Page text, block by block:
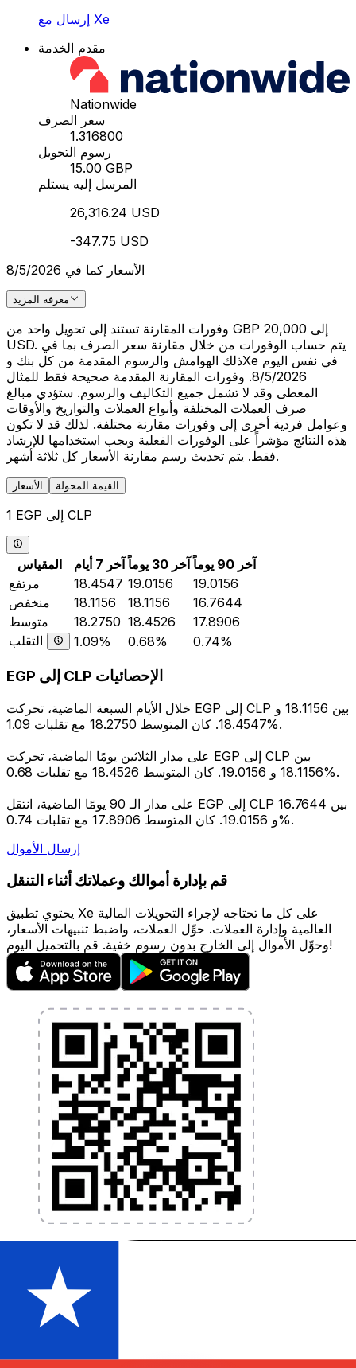
إرسال مع Xe
مقدم الخدمة
Nationwide
سعر الصرف
1.316800
رسوم التحويل
15.00 GBP
المرسل إليه يستلم
26,316.24 USD
-347.75 USD
الأسعار كما في 8/5/2026
معرفة المزيد
وفورات المقارنة تستند إلى تحويل واحد من GBP 20,000 إلى
USD. يتم حساب الوفورات من خلال مقارنة سعر الصرف بما في
ذلك الهوامش والرسوم المقدمة من كل بنك وXe في نفس اليوم
8/5/2026. وفورات المقارنة المقدمة صحيحة فقط للمثال
المعطى وقد لا تشمل جميع التكاليف والرسوم. ستؤدي مبالغ
صرف العملات المختلفة وأنواع العملات والتواريخ والأوقات
وعوامل فردية أخرى إلى وفورات مقارنة مختلفة. لذلك قد لا تكون
هذه النتائج مؤشراً على الوفورات الفعلية ويجب استخدامها للإرشاد
فقط. يتم تحديث رسم مقارنة الأسعار كل ثلاثة أشهر.
الأسعار القيمة المحولة
1 EGP إلى CLP
المقياس آخر 7 أيام آخر 30 يوماً
آخر 90 يوماً
مرتفع
18.4547 19.0156
19.0156
منخفض
18.1156 18.1156
16.7644
متوسط
18.2750 18.4526
17.8906
التقلب
1.09% 0.68% 0.74%
EGP إلى CLP الإحصائيات
خلال الأيام السبعة الماضية، تحركت EGP إلى CLP بين 18.1156 و
18.4547. كان المتوسط 18.2750 مع تقلبات 1.09%.
على مدار الثلاثين يومًا الماضية، تحركت EGP إلى CLP بين
18.1156 و 19.0156. كان المتوسط 18.4526 مع تقلبات 0.68%.
على مدار الـ 90 يومًا الماضية، انتقل EGP إلى CLP بين 16.7644
و 19.0156. كان المتوسط 17.8906 مع تقلبات 0.74%.
إرسال الأموال
قم بإدارة أموالك وعملاتك أثناء التنقل
يحتوي تطبيق Xe على كل ما تحتاجه لإجراء التحويلات المالية
العالمية وإدارة العملات. حوِّل العملات، واضبط تنبيهات الأسعار،
وحوِّل الأموال إلى الخارج بدون رسوم خفية. قم بالتحميل اليوم!